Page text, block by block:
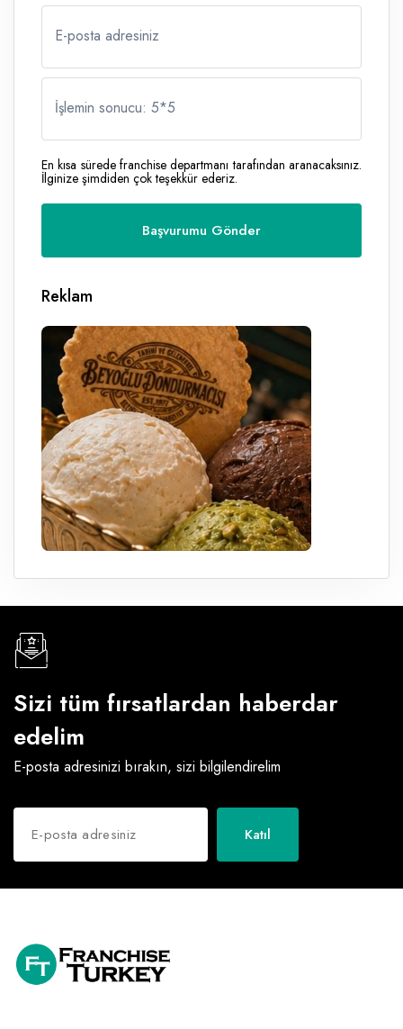
E-posta adresiniz
İşlemin sonucu: 5*5
En kısa sürede franchise departmanı tarafından aranacaksınız.
İlginize şimdiden çok teşekkür ederiz.
Reklam
Sizi tüm fırsatlardan haberdar
edelim
E-posta adresinizi bırakın, sizi bilgilendirelim
Katıl